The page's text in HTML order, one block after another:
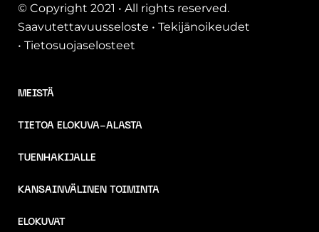
© Copyright 2021 • All rights reserved.
Saavutettavuusseloste • Tekijänoikeudet
• Tietosuojaselosteet
MEISTÄ
TIETOA ELOKUVA-ALASTA
TUENHAKIJALLE
KANSAINVÄLINEN TOIMINTA
ELOKUVAT